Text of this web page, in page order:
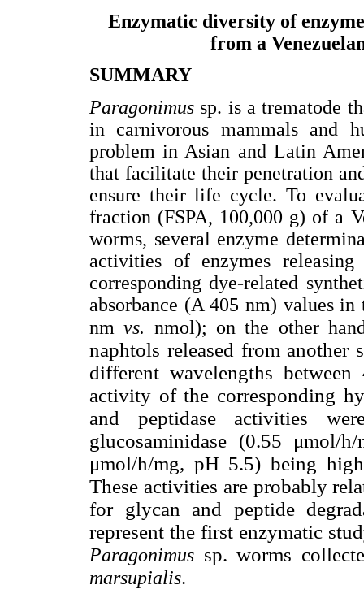
Enzymatic diversity of
from a
SUMMARY
Paragonimus sp. is a trematode
in carnivorous mammals and
problem in Asian and Latin
that facilitate their penetration
ensure their life cycle. To
fraction (FSPA, 100,000 g) of a
worms, several enzyme
activities of enzymes
corresponding dye-related
absorbance (A 405 nm) values
nmvs. nmol); on the other
naphtols released from another
different wavelengths
activity of the corresponding
and peptidase activities
glucosaminidase (0.55 μmol/
μmol/h/mg, pH 5.5) being
These activities are probably
for glycan and peptide
represent the first enzymatic
Paragonimus sp. worms
marsupialis.